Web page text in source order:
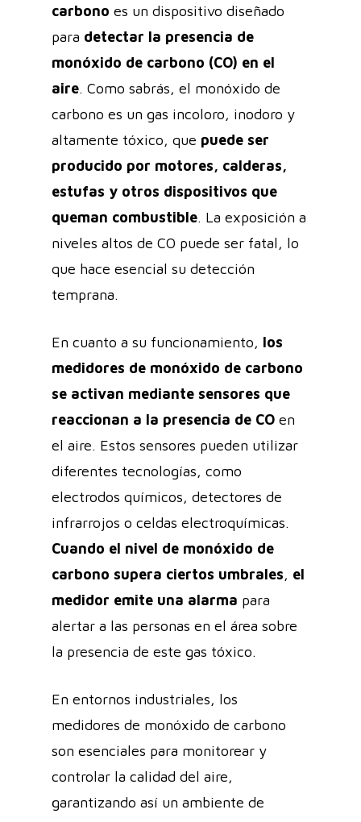
carbono es un dispositivo diseñado
para detectar la presencia de
monóxido de carbono (CO) en el
aire. Como sabrás, el monóxido de
carbono es un gas incoloro, inodoro y
altamente tóxico, que puede ser
producido por motores, calderas,
estufas y otros dispositivos que
queman combustible. La exposición a
niveles altos de CO puede ser fatal, lo
que hace esencial su detección
temprana.
En cuanto a su funcionamiento, los
medidores de monóxido de carbono
se activan mediante sensores que
reaccionan a la presencia de CO en
el aire. Estos sensores pueden utilizar
diferentes tecnologías, como
electrodos químicos, detectores de
infrarrojos o celdas electroquímicas.
Cuando el nivel de monóxido de
carbono supera ciertos umbrales, el
medidor emite una alarma para
alertar a las personas en el área sobre
la presencia de este gas tóxico.
En entornos industriales, los
medidores de monóxido de carbono
son esenciales para monitorear y
controlar la calidad del aire,
garantizando así un ambiente de